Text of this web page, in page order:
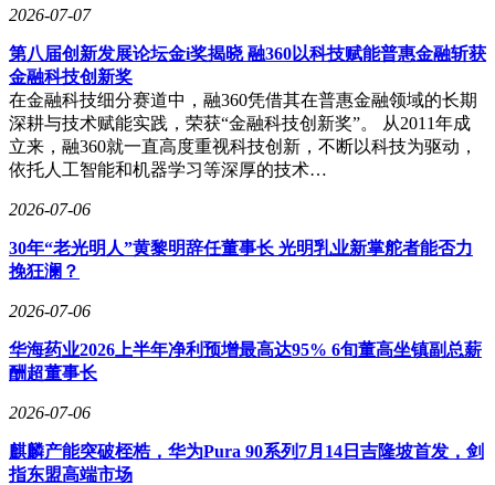
2026-07-07
第八届创新发展论坛金i奖揭晓 融360以科技赋能普惠金融斩获
金融科技创新奖
在金融科技细分赛道中，融360凭借其在普惠金融领域的长期
深耕与技术赋能实践，荣获“金融科技创新奖”。 从2011年成
立来，融360就一直高度重视科技创新，不断以科技为驱动，
依托人工智能和机器学习等深厚的技术…
2026-07-06
30年“老光明人”黄黎明辞任董事长 光明乳业新掌舵者能否力
挽狂澜？
2026-07-06
华海药业2026上半年净利预增最高达95% 6旬董高坐镇副总薪
酬超董事长
2026-07-06
麒麟产能突破桎梏，华为Pura 90系列7月14日吉隆坡首发，剑
指东盟高端市场